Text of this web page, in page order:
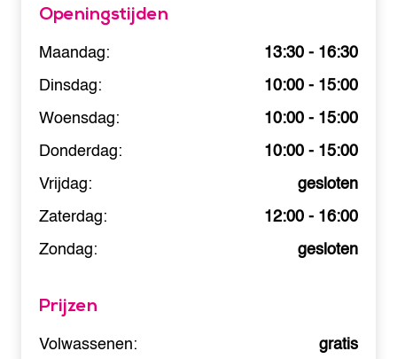
Openingstijden
Maandag:
13:30 - 16:30
Dinsdag:
10:00 - 15:00
Woensdag:
10:00 - 15:00
Donderdag:
10:00 - 15:00
Vrijdag:
gesloten
Zaterdag:
12:00 - 16:00
Zondag:
gesloten
Prijzen
Volwassenen:
gratis